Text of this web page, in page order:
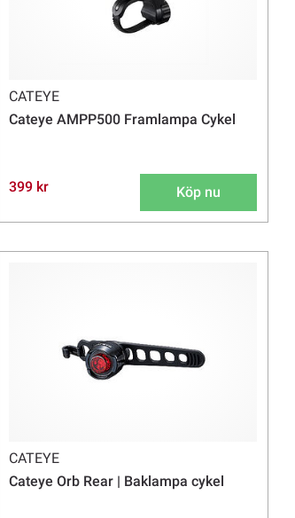
CATEYE
Cateye AMPP500 Framlampa Cykel
399 kr Köp nu
CATEYE
Cateye Orb Rear | Baklampa cykel